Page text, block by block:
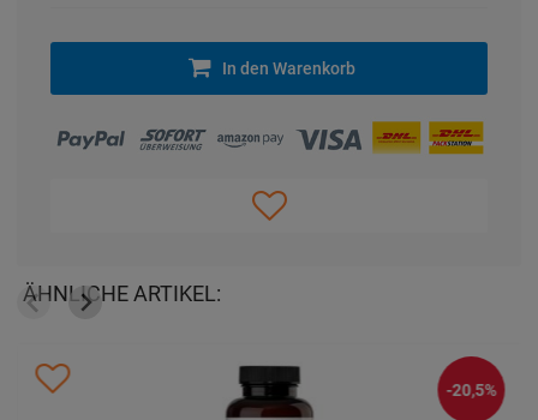
In den Warenkorb
ÄHNLICHE ARTIKEL:
-20,5%